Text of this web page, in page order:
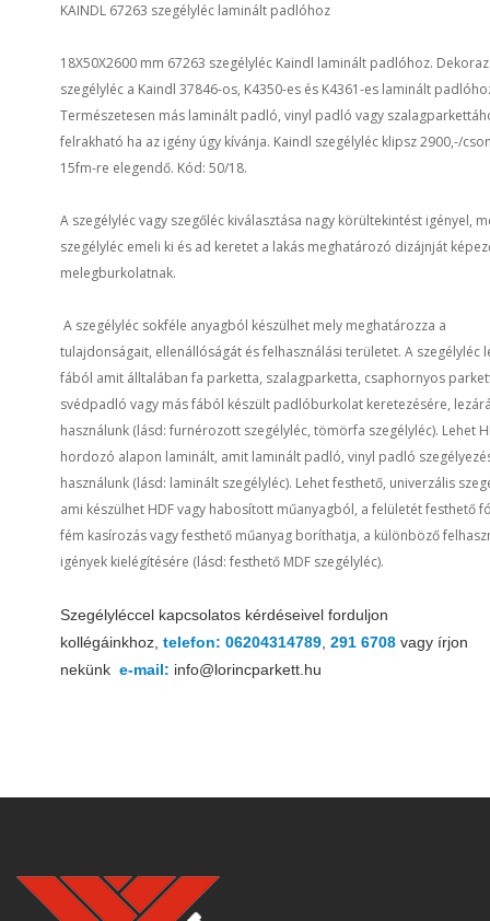
KAINDL 67263 szegélyléc laminált padlóhoz
18X50X2600 mm 67263 szegélyléc Kaindl laminált padlóhoz.
szegélyléc a Kaindl 37846-os, K4350-es és K4361-es laminált
Természetesen más laminált padló, vinyl padló vagy
felrakható ha az igény úgy kívánja. Kaindl szegélyléc klipsz 2900,-/
15fm-re elegendő. Kód: 50/18.
A szegélyléc vagy szegőléc kiválasztása nagy körültekintést igényel,
szegélyléc emeli ki és ad keretet a lakás meghatározó dizájnját
melegburkolatnak.
A szegélyléc sokféle anyagból készülhet mely meghatározza a
tulajdonságait, ellenállóságát és felhasználási területet. A szegélyléc
fából amit álltalában fa parketta, szalagparketta, csaphornyos
svédpadló vagy más fából készült padlóburkolat keretezésére,
használunk (lásd: furnérozott szegélyléc, tömörfa szegélyléc). Lehet
hordozó alapon laminált, amit laminált padló, vinyl padló
használunk (lásd: laminált szegélyléc). Lehet festhető, univerzális
ami készülhet HDF vagy habosított műanyagból, a felületét festhető
fém kasírozás vagy festhető műanyag boríthatja, a különböző
igények kielégítésére (lásd: festhető MDF szegélyléc).
Szegélyléccel kapcsolatos kérdéseivel forduljon
kollégáinkhoz, telefon: 06204314789 291 6708 vagy írjon
nekünk e-mail: info@lorincparkett.hu